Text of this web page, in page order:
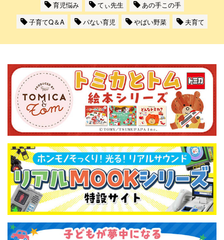
育児悩み てぃ先生
あの手この手
子育てQ＆A
パない育児 やばい野菜 夫育て